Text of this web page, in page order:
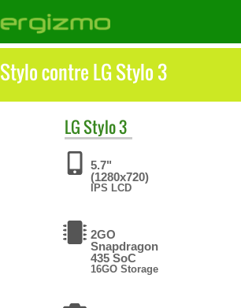
contre LG Stylo 3
LGStylo 3
5.7"
(1280x720)
IPS LCD
2GO
Snapdragon
435 SoC
16GO Storage